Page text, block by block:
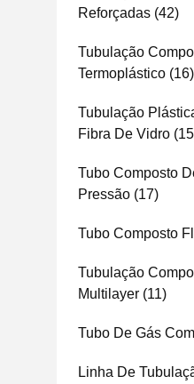
Reforçadas (42)
Tubulação
Termoplástico (16)
Tubulação
Fibra De Vidro
Tubo Composto
Pressão (17)
Tubo Composto
Tubulação
Multilayer (11)
Tubo De Gás
Linha De